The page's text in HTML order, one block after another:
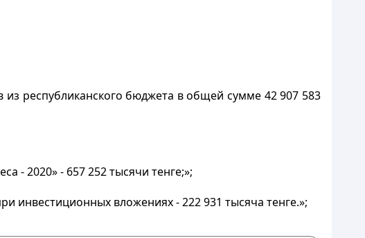
республиканского бюджета в общей сумме 42 907 583
- 2020» - 657 252 тысячи тенге;»;
инвестиционных вложениях - 222 931 тысяча тенге.»;